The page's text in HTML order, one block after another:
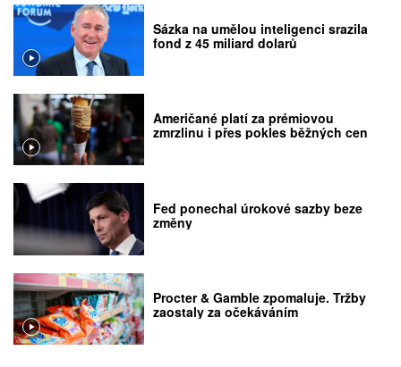
Sázka na umělou inteligenci srazila
fond z 45 miliard dolarů
Američané platí za prémiovou
zmrzlinu i přes pokles běžných cen
Fed ponechal úrokové sazby beze
změny
Procter & Gamble zpomaluje. Tržby
zaostaly za očekáváním